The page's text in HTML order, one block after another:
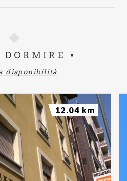
DORMIRE
disponibilità
12.04 km